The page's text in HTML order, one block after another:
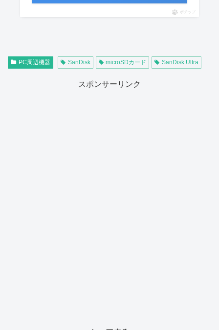
ポチップ
PC周辺機器 SanDisk microSDカード SanDisk Ultra
スポンサーリンク